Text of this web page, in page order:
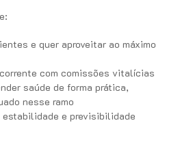
e quer aproveitar ao máximo
com comissões vitalícias
saúde de forma prática,
nesse ramo
e previsibilidade